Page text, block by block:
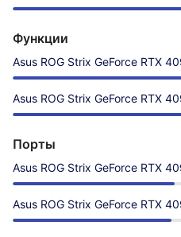
Функции
Asus ROG Strix GeForce RTX
Asus ROG Strix GeForce RTX
Порты
Asus ROG Strix GeForce RTX
Asus ROG Strix GeForce RTX